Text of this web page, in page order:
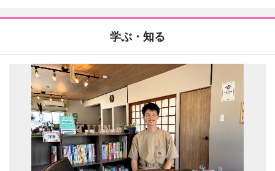
学ぶ・知る